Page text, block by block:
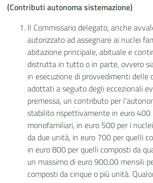
(Contributi autonoma sistemazione)
Il Commissario delegato, anche
autorizzato ad assegnare ai nuclei
abitazione principale, abituale e
distrutta in tutto o in parte, ovvero
in esecuzione di provvedimenti
adottati a seguito degli eccezionali
premessa, un contributo per
stabilito rispettivamente in euro 400
monofamiliari, in euro 500 per i
da due unità, in euro 700 per quelli
in euro 800 per quelli composti da
un massimo di euro 900,00 mensili
composti da cinque o più unità.